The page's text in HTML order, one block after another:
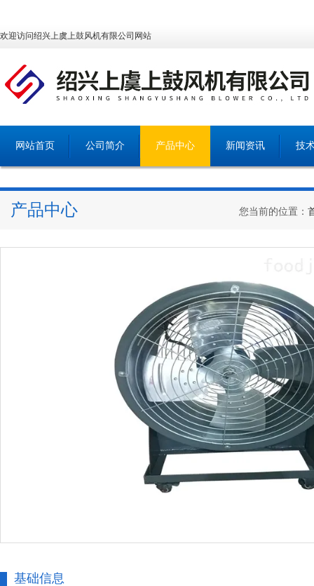
欢迎访问绍兴上虞上鼓风机有限公司网站
网站首页 公司简介 产品中心 新闻资讯 技
产品中心 您当前的位置：
基础信息